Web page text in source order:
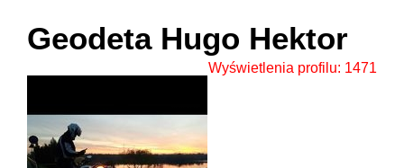
Geodeta Hugo Hektor
Wyświetlenia profilu: 1471